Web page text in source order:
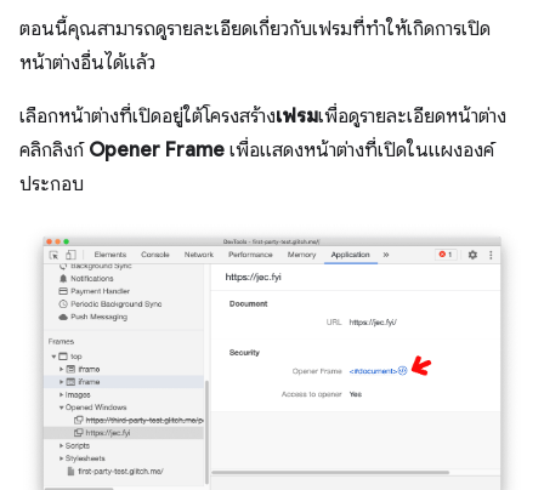
ตอนนี้คุณสามารถดูรายละเอียดเกี่ยวกับเฟรมที่ทำให้เกิดการเปิด
หน้าต่างอื่นได้แล้ว
เลือกหน้าต่างที่เปิดอยู่ใต้โครงสร้างเฟรมเพื่อดูรายละเอียดหน้าต่าง
คลิกลิงก์ Opener Frame เพื่อแสดงหน้าต่างที่เปิดในแผงองค์
ประกอบ